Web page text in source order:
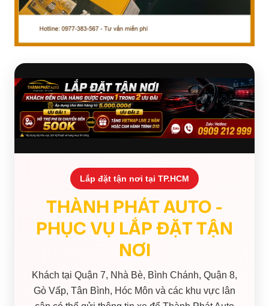
Lắp đặt tận nơi tại TP.HCM
THÀNH PHÁT AUTO -
PHỤC VỤ LẮP ĐẶT TẬN
NƠI
Khách tại Quận 7, Nhà Bè, Bình Chánh, Quận 8,
Gò Vấp, Tân Bình, Hóc Môn và các khu vực lân